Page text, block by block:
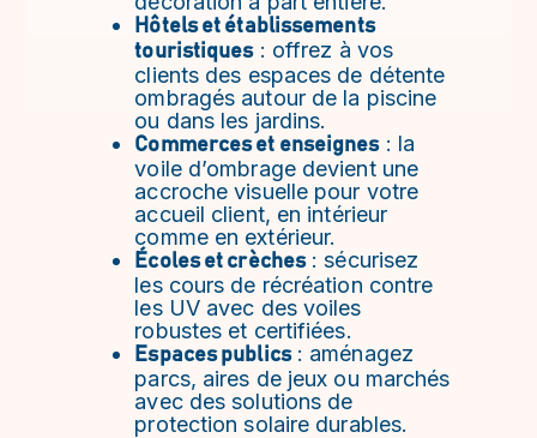
Hôtels et établissements
touristiques: offrez à vos
clients des espaces de détente
ombragés autour de la piscine
ou dans les jardins.
Commerces et enseignes: la
voile d’ombrage devient une
accroche visuelle pour votre
accueil client, en intérieur
comme en extérieur.
Écoles et crèches: sécurisez
les cours de récréation contre
les UV avec des voiles
robustes et certifiées.
Espaces publics: aménagez
parcs, aires de jeux ou marchés
avec des solutions de
protection solaire durables.